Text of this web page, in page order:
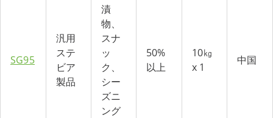
SG95
汎用
ステ
ビア
製品
漬
物、
スナ
ッ
ク、
シー
ズニ
ング
50%
以上
10㎏
x 1
中国